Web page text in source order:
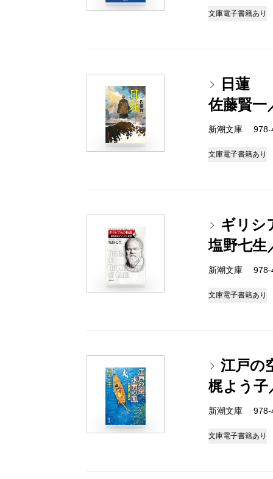
文庫電子書籍あり
日蓮
佐藤賢一
新潮文庫
文庫電子書籍あり
ギリシ
塩野七生
新潮文庫
文庫電子書籍あり
江戸の
梶よう子
新潮文庫
文庫電子書籍あり